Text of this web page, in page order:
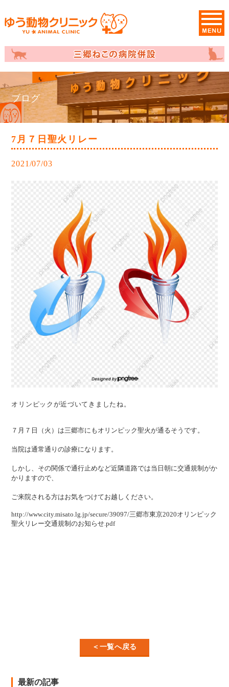
ブログ
7月７日聖火リレー
2021/07/03
オリンピックが近づいてきましたね。
７月７日（火）は三郷市にもオリンピック聖火が通るそうです。
当院は通常通りの診療になります。
しかし、その関係で通行止めなど近隣道路では当日朝に交通規制がか
かりますので、
ご来院される方はお気をつけてお越しください。
http://www.city.misato.lg.jp/secure/39097/三郷市東京2020オリンピック
聖火リレー交通規制のお知らせ.pdf
＜一覧へ戻る
最新の記事